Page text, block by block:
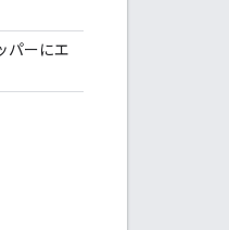
パーにエ